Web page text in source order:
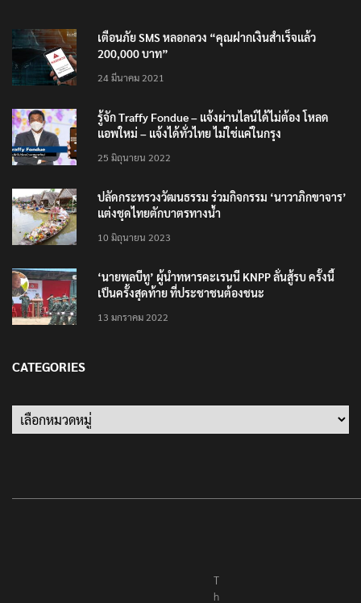
เตือนภัย SMS หลอกลวง “คุณฝากเงินสำเร็จแล้ว
200,000 บาท”
24 มีนาคม 2021
รู้จัก Traffy Fondue – แจ้งผ่านไลน์ได้ไม่ต้อง โหลด
แอพใหม่ – แจ้งได้ทั่วไทย ไม่ใช่แค่ในกรุง
25 มิถุนายน 2022
ปลัดกระทรวงวัฒนธรรม ร่วมกิจกรรม ‘นาวาภิกขาจาร’
แต่งชุดไทยตักบาตรทางน้ำ
10 มิถุนายน 2023
‘นายพลบีทู’ ผู้นำทหารคะเรนนี KNPP ลั่นสู้รบ ครั้งนี้
เป็นครั้งสุดท้าย ที่ประชาชนต้องชนะ
13 มกราคม 2022
CATEGORIES
Categories
T
h